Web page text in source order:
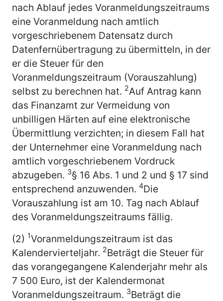
nach Ablauf jedes Voranmeldungszeitraums
eine Voranmeldung nach amtlich
vorgeschriebenem Datensatz durch
Datenfernübertragung zu übermitteln, in der
er die Steuer für den
Voranmeldungszeitraum (Vorauszahlung)
selbst zu berechnen hat. 2Auf Antrag kann
das Finanzamt zur Vermeidung von
unbilligen Härten auf eine elektronische
Übermittlung verzichten; in diesem Fall hat
der Unternehmer eine Voranmeldung nach
amtlich vorgeschriebenem Vordruck
abzugeben. 3§ 16 Abs. 1 und 2 und § 17 sind
entsprechend anzuwenden. 4Die
Vorauszahlung ist am 10. Tag nach Ablauf
des Voranmeldungszeitraums fällig.
(2) 1Voranmeldungszeitraum ist das
Kalendervierteljahr. 2Beträgt die Steuer für
das vorangegangene Kalenderjahr mehr als
7 500 Euro, ist der Kalendermonat
Voranmeldungszeitraum. 3Beträgt die